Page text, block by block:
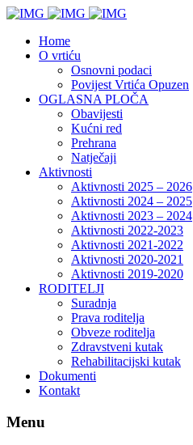
Home
O vrtiću
Osnovni podaci
Povijest Vrtića Opuzen
OGLASNA PLOČA
Obavijesti
Kućni red
Prehrana
Natječaji
Aktivnosti
Aktivnosti 2025 – 2026
Aktivnosti 2024 – 2025
Aktivnosti 2023 – 2024
Aktivnosti 2022-2023
Aktivnosti 2021-2022
Aktivnosti 2020-2021
Aktivnosti 2019-2020
RODITELJI
Suradnja
Prava roditelja
Obveze roditelja
Zdravstveni kutak
Rehabilitacijski kutak
Dokumenti
Kontakt
Menu